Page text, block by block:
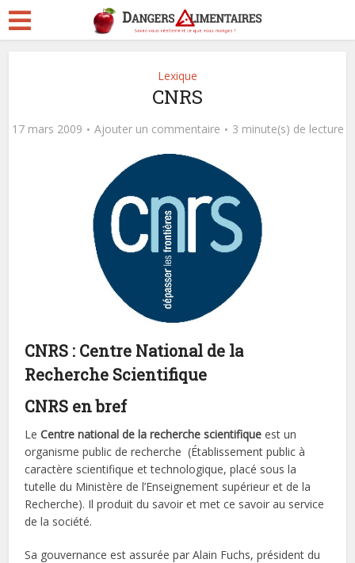
Lexique
CNRS
17 mars 2009 Ajouter un commentaire 3 minute(s) de lecture
CNRS : Centre National de la
Recherche Scientifique
CNRS en bref
LeCentre national de la recherche scientifiqueest un
organisme public de recherche (Établissement public à
caractère scientifique et technologique, placé sous la
tutelle du Ministère de l’Enseignement supérieur et de la
Recherche). Il produit du savoir et met ce savoir au service
de la société.
Sa gouvernance est assurée par Alain Fuchs, président du